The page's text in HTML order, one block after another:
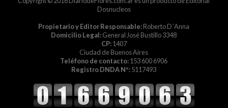
Dosnucleos
Propietario y Editor Responsable:Roberto D´Anna
Domicilio Legal:General José Bustillo 3348
CP:1407
Ciudad de Buenos Aires
Teléfono de contacto:153 600 6906
Registro DNDA Nº:5117493